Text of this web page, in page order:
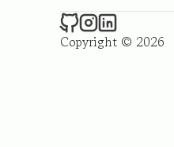
❄️ winter.sci.dev
❄️
❄️
Copyright © 2026